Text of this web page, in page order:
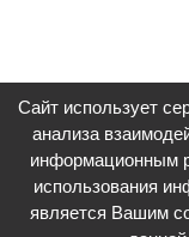
Сайт использует
анализа
информационным
использования
является Вашим